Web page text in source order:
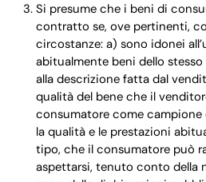
Si presume che i beni di
contratto se, ove pertinenti,
circostanze: a) sono idonei
abitualmente beni dello
alla descrizione fatta dal
qualità del bene che il
consumatore come campione
la qualità e le prestazioni
tipo, che il consumatore può
aspettarsi, tenuto conto della